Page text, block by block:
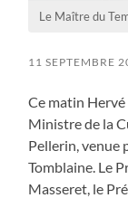
Le Maître du
11 SEPTEMBRE
Ce matin Hervé
Ministre de la
Pellerin, venue
Tomblaine. Le
Masseret, le